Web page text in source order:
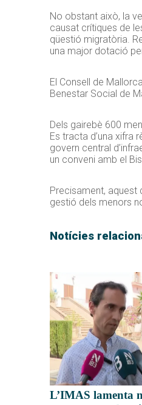
No obstant això, la
causat crítiques de
qüestió migratòria.
una major dotació
El Consell de
Benestar Social de
Dels gairebè 600
Es tracta d’una xifra
govern central
un conveni amb el
Precisament, aquest
gestió dels menors
Notícies
L’IMAS lamenta